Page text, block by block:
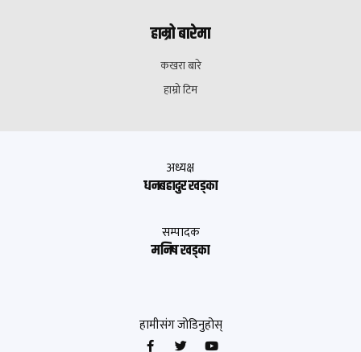
हाम्रो बारेमा
कखरा बारे
हाम्रो टिम
अध्यक्ष
धनबहादुर खड्का
सम्पादक
मनिष खड्का
हामीसंग जोडिनुहोस्